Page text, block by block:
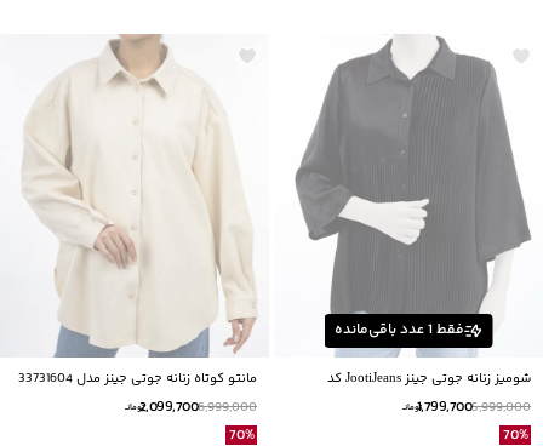
فقط 1عدد باقی‌مانده
شومیز زنانه جوتی جینز JootiJeans کد
32732723
5,999,000
1,799,700تومانــ
70%
مانتو کوتاه زنانه جوتی جینز مدل 33731604
6,999,000
2,099,700تومانــ
70%